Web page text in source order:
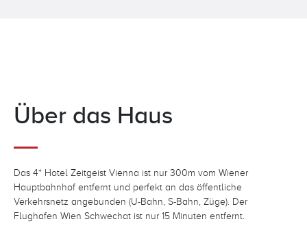
Über das Haus
Das 4* Hotel Zeitgeist Vienna ist nur 300m vom Wiener
Hauptbahnhof entfernt und perfekt an das öffentliche
Verkehrsnetz angebunden (U-Bahn, S-Bahn, Züge). Der
Flughafen Wien Schwechat ist nur 15 Minuten entfernt.